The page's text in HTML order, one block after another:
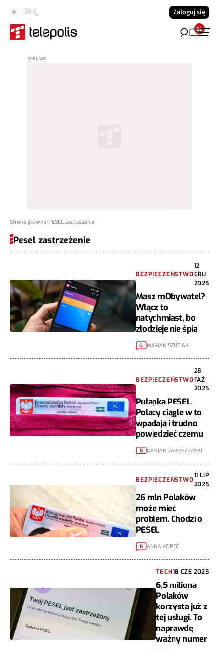
Zaloguj się
21
Strona główna PESEL zastrzeżenie
Pesel zastrzeżenie
BEZPIECZEŃSTWO
12
GRU
2025
Masz mObywatel?
Włącz to
natychmiast, bo
złodzieje nie śpią
0 MARIAN SZUTIAK
BEZPIECZEŃSTWO
28
PAŹ
2025
Pułapka PESEL.
Polacy ciągle w to
wpadają i trudno
powiedzieć czemu
8 DAMIAN JAROSZEWSKI
BEZPIECZEŃSTWO
11 LIP
2025
26 mln Polaków
może mieć
problem. Chodzi o
PESEL
8 ANNA KOPEĆ
TECH18 CZE 2025
6,5 miliona
Polaków
korzysta już z
tej usługi. To
naprawdę
ważny numer